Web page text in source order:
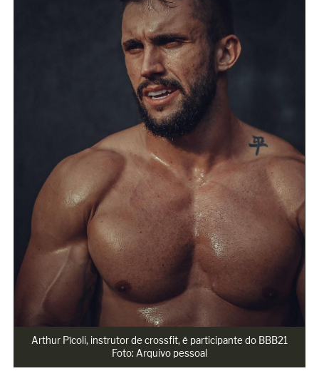
Arthur Pícoli, instrutor de crossfit, é participante do BBB21
Foto: Arquivo pessoal